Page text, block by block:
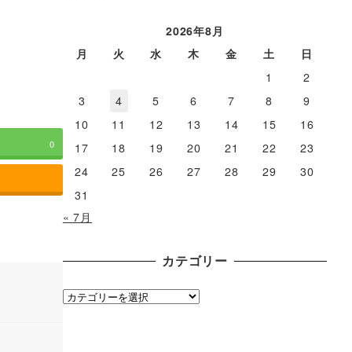
0
2026年8月
月
火 水 木 金 土
日
1
2
3
4 5 6 7 8
9
10
11 12 13 14 15
16
17
18 19 20 21 22
23
24
25 26 27 28 29
30
31
« 7月
カテゴリー
カ